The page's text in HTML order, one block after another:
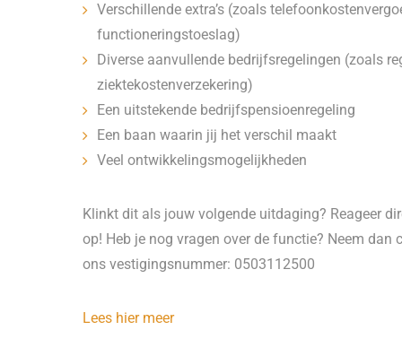
Verschillende extra’s (zoals
functioneringstoeslag)
Diverse aanvullende bedrijfsregelingen (zoals
ziektekostenverzekering)
Een uitstekende bedrijfspensioenregeling
Een baan waarin jij het verschil maakt
Veel ontwikkelingsmogelijkheden
Klinkt dit als jouw volgende uitdaging? Reageer
op! Heb je nog vragen over de functie? Neem
ons vestigingsnummer: 0503112500
Lees hier meer